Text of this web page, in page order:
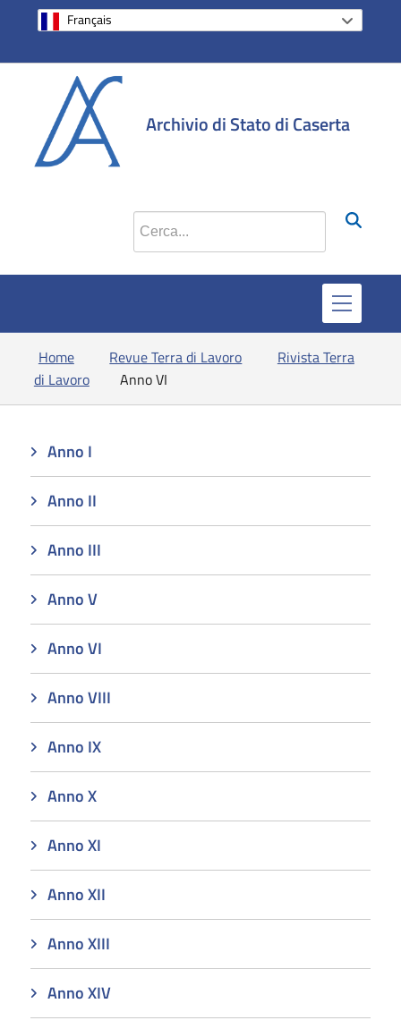
Français
Archivio di Stato di Caserta
Cerca nel sito
Home Revue Terra di Lavoro
Rivista Terra
di Lavoro
Anno VI
Anno I
Anno II
Anno III
Anno V
Anno VI
Anno VIII
Anno IX
Anno X
Anno XI
Anno XII
Anno XIII
Anno XIV